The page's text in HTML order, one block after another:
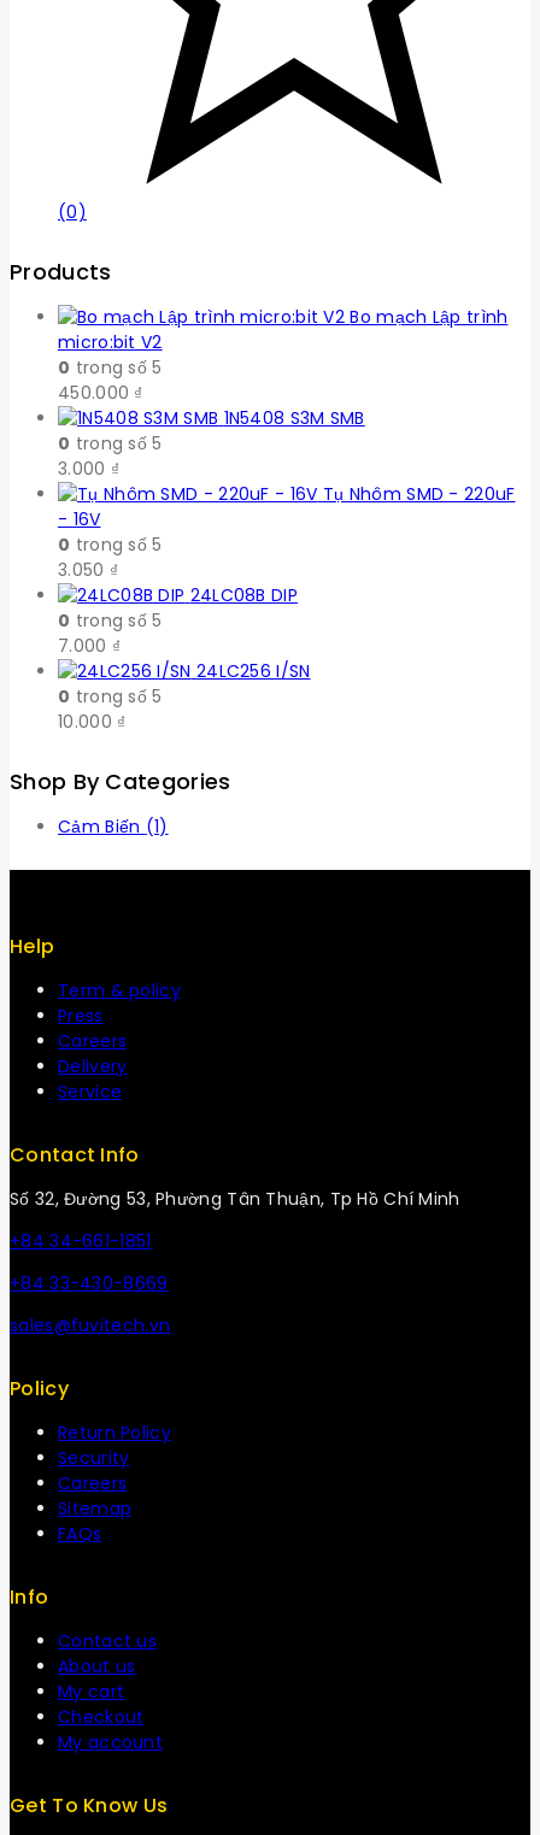
(0)
Products
Bo mạch Lập trình
micro:bit V2
0 trong số 5
450.000 ₫
1N5408 S3M SMB
0 trong số 5
3.000 ₫
Tụ Nhôm SMD - 220uF
- 16V
0 trong số 5
3.050 ₫
24LC08B DIP
0 trong số 5
7.000 ₫
24LC256 I/SN
0 trong số 5
10.000 ₫
Shop By Categories
Cảm Biến (1)
Help
Term & policy
Press
Careers
Delivery
Service
Contact Info
Số 32, Đường 53, Phường Tân Thuận, Tp Hồ Chí Minh
+84 34-661-1851
+84 33-430-8669
sales@fuvitech.vn
Policy
Return Policy
Security
Careers
Sitemap
FAQs
Info
Contact us
About us
My cart
Checkout
My account
Get To Know Us